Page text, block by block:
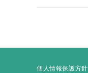
個人情報保護方針